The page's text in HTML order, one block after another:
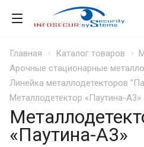
Главная Каталог товаров
Арочные стационарные
Линейка металлодетекторов
Металлодетектор «Паутина-А3»
«Паутина-А3»